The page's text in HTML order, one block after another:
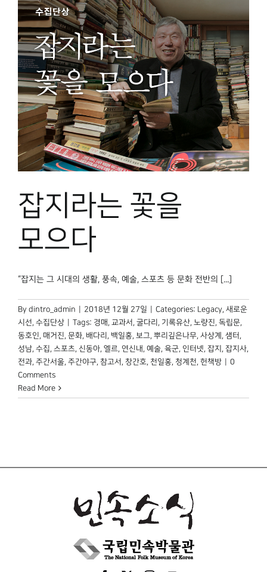
잡지라는 꽃을
모으다
“잡지는 그 시대의 생활, 풍속, 예술, 스포츠 등 문화 전반의 [...]
By dintro_admin 2018년 12월 27일 Categories: Legacy, 새로운
시선, 수집단상 Tags: 경매 , 교과서 , 굴다리 , 기록유산, 노량진, 독립문,
동호인, 매거진, 문화, 배다리 , 백일홍, 보그, 뿌리깊은나무, 사상계 , 샘터 ,
성남, 수집, 스포츠, 신동아, 엘르, 연신내 , 예술, 육군, 인터넷, 잡지 , 잡지사,
전과, 주간서울, 주간야구, 참고서 , 창간호, 천일홍, 청계천, 헌책방
0
Comments
Read More